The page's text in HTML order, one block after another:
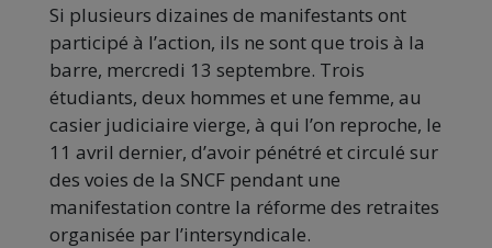
Si plusieurs dizaines de manifestants ont
participé à l’action, ils ne sont que trois à la
barre, mercredi 13 septembre. Trois
étudiants, deux hommes et une femme, au
casier judiciaire vierge, à qui l’on reproche, le
11 avril dernier, d’avoir pénétré et circulé sur
des voies de la SNCF pendant une
manifestation contre la réforme des retraites
organisée par l’intersyndicale.